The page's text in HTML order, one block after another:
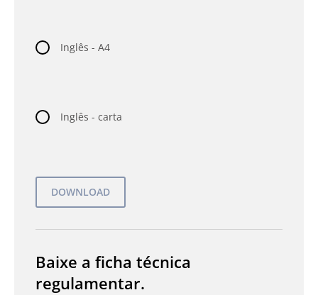
Inglês - A4
Inglês - carta
Baixe a ficha técnica
regulamentar.